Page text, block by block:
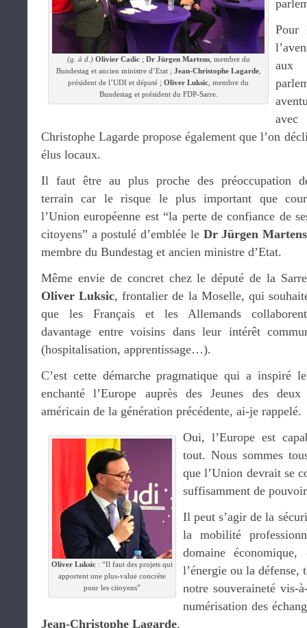
(g. à d.) Olivier Cadic; Dr Jürgen Martens, membre du
Bundestag et ancien ministre d’Etat ; Jean-Christophe Lagarde,
président de l’UDI et député ; Oliver Luksic , membre du
Bundestag et président du FDP-Sarre.
Pour
aux
Christophe Lagarde propose également que l’on
élus locaux.
Il faut être au plus proche des préoccupation
terrain car le risque le plus important que
l’Union européenne est “la perte de confiance de
citoyens” a postulé d’emblée le Dr Jürgen Martens
membre du Bundestag et ancien ministre d’Etat.
Même envie de concret chez le député de la
Oliver Luksic, frontalier de la Moselle, qui
que les Français et les Allemands
davantage entre voisins dans leur intérêt
(hospitalisation, apprentissage…).
C’est cette démarche pragmatique qui a inspiré
enchanté l’Europe auprès des Jeunes des
américain de la génération précédente, ai-je rappelé.
Oliver Luksic : “Il faut des projets qui
apportent une plus-value concrète
pour les citoyens”
Oui, l’Europe est
tout. Nous sommes
que l’Union devrait se
suffisamment de
Il peut s’agir de la
la mobilité
domaine
l’énergie ou la défense,
notre souveraineté vis-
numérisation des
Jean-Christophe Lagarde.